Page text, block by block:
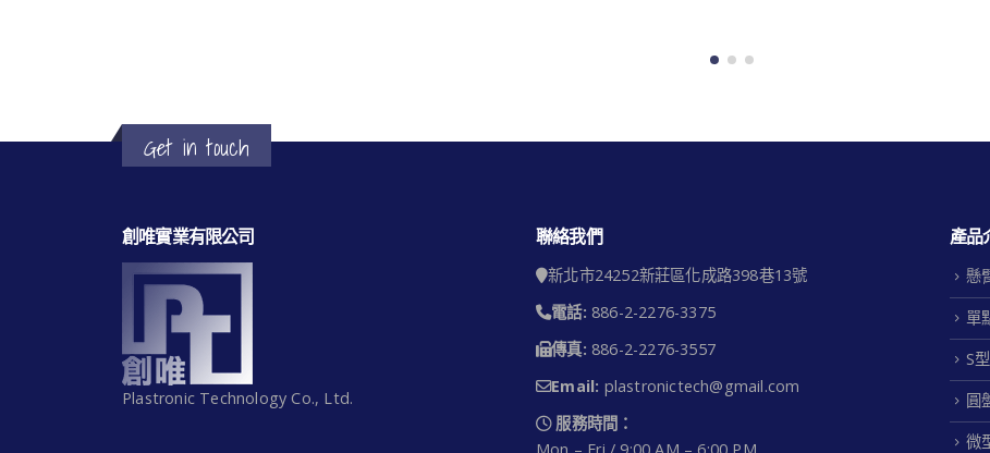
Get in touch
創唯實業有限公司
Plastronic Technology Co., Ltd.
聯絡我們
新北市24252新莊區化成路398巷13號
電話: 886-2-2276-3375
傳真: 886-2-2276-3557
Email: plastronictech@gmail.com
服務時間：
Mon – Fri / 9:00 AM – 6:00 PM
產品
懸
單
S
圓
微